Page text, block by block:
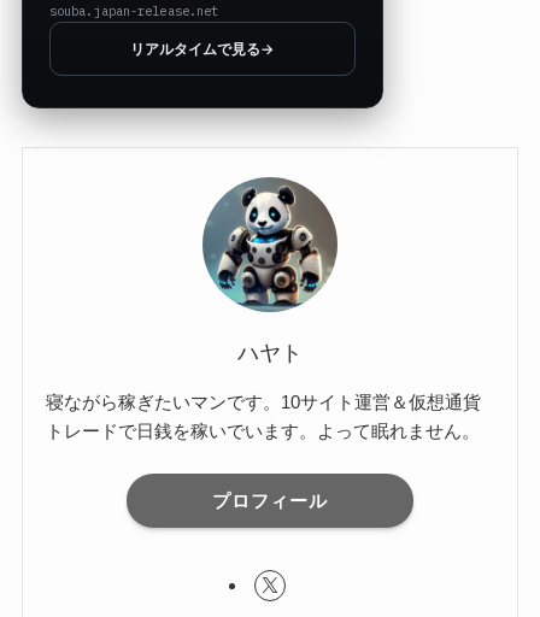
souba.japan-release.net
リアルタイムで見る→
ハヤト
寝ながら稼ぎたいマンです。10サイト運営＆仮想通貨
トレードで日銭を稼いでいます。よって眠れません。
プロフィール